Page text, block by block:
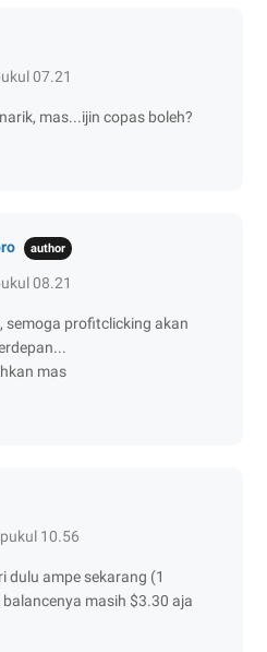
07.21
mas...ijin copas boleh?
08.21
semoga profitclicking akan
mas
10.56
dulu ampe sekarang (1
masih $3.30 aja